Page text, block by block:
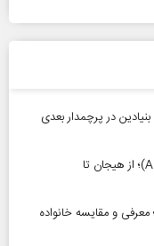
بنیادین در پرچمدار بعدی
رشد خیره‌کننده بازار توکن‌های هوش مصنوعی (AI)؛ از هیجان تا
و مقایسه خانواده